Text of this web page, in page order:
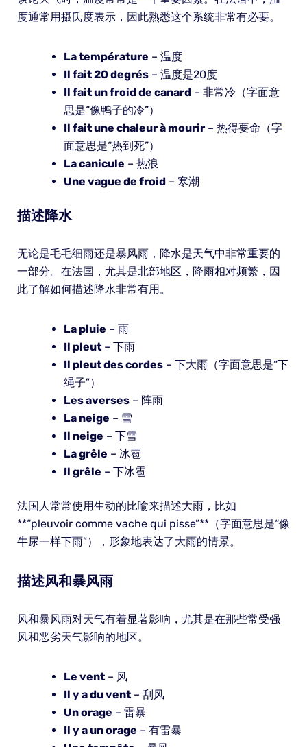
度通常用摄氏度表示，因此熟悉这个系统非常有必要。
La température – 温度
Il fait 20 degrés– 温度是20度
Il fait un froid de canard– 非常冷（字面意
思是“像鸭子的冷”）
Il fait une chaleur à mourir– 热得要命（字
面意思是“热到死”）
La canicule – 热浪
Une vague de froid– 寒潮
描述降水
无论是毛毛细雨还是暴风雨，降水是天气中非常重要的
一部分。在法国，尤其是北部地区，降雨相对频繁，因
此了解如何描述降水非常有用。
La pluie – 雨
Il pleut– 下雨
Il pleut des cordes– 下大雨（字面意思是“下
绳子”）
Les averses– 阵雨
La neige – 雪
Il neige – 下雪
La grêle – 冰雹
Il grêle – 下冰雹
法国人常常使用生动的比喻来描述大雨，比如
**“pleuvoir comme vache qui pisse”**（字面意思是“像
牛尿一样下雨”），形象地表达了大雨的情景。
描述风和暴风雨
风和暴风雨对天气有着显著影响，尤其是在那些常受强
风和恶劣天气影响的地区。
Le vent– 风
Il y a du vent– 刮风
Un orage – 雷暴
Il y a un orage – 有雷暴